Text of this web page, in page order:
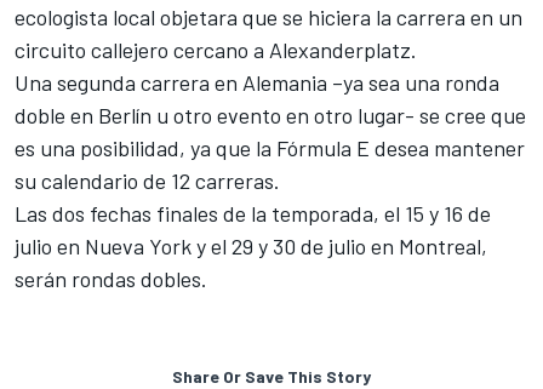
ecologista local objetara que se hiciera la carrera en un
circuito callejero cercano a Alexanderplatz.
Una segunda carrera en Alemania –ya sea una ronda
doble en Berlín u otro evento en otro lugar- se cree que
es una posibilidad, ya que la Fórmula E desea mantener
su calendario de 12 carreras.
Las dos fechas finales de la temporada, el 15 y 16 de
julio en Nueva York y el 29 y 30 de julio en Montreal,
serán rondas dobles.
Share Or Save This Story